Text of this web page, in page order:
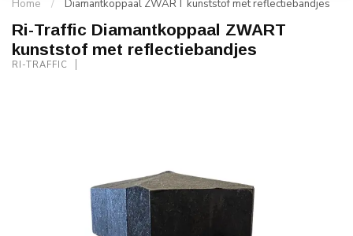
Home / Diamantkoppaal ZWART kunststof met reflectiebandjes
Ri-Traffic Diamantkoppaal ZWART
kunststof met reflectiebandjes
RI-TRAFFIC